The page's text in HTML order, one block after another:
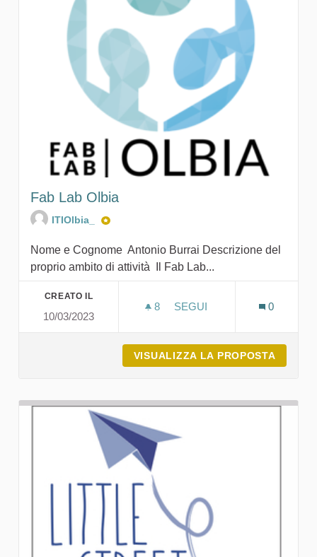
Fab Lab Olbia
ITIOlbia_
Nome e Cognome Antonio Burrai Descrizione del
proprio ambito di attività Il Fab Lab...
CREATO IL
10/03/2023
8 8 SOSTENITORI
SEGUI
0
VISUALIZZA LA PROPOSTA